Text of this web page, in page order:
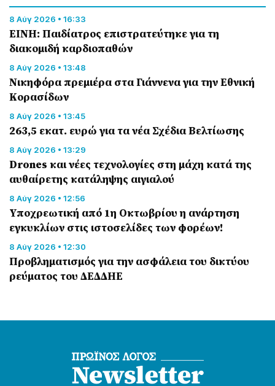
8 Αύγ 2026 • 16:33
ΕΙΝΗ: Παιδίατρος επιστρατεύτηκε για τη
διακομιδή καρδιοπαθών
8 Αύγ 2026 • 13:48
Nικηφόρα πρεμιέρα στα Γιάννενα για την Εθνική
Κορασίδων
8 Αύγ 2026 • 13:45
263,5 εκατ. ευρώ για τα νέα Σχέδια Βελτίωσης
8 Αύγ 2026 • 13:29
Drones και νέες τεχνολογίες στη μάχη κατά της
αυθαίρετης κατάληψης αιγιαλού
8 Αύγ 2026 • 12:56
Υποχρεωτική από 1η Οκτωβρίου η ανάρτηση
εγκυκλίων στις ιστοσελίδες των φορέων!
8 Αύγ 2026 • 12:30
Προβληματισμός για την ασφάλεια του δικτύου
ρεύματος του ΔΕΔΔΗΕ